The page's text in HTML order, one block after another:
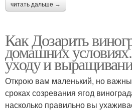
читать дальше →
Как Дозарить
домашних
уходу и
Открою вам маленький, но
сроках созревания ягод
насколько правильно вы